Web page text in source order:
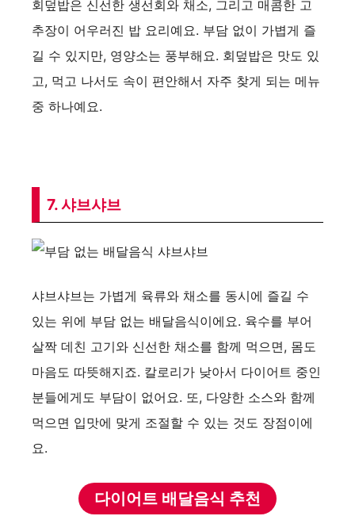
회덮밥은 신선한 생선회와 채소, 그리고 매콤한 고
추장이 어우러진 밥 요리예요. 부담 없이 가볍게 즐
길 수 있지만, 영양소는 풍부해요. 회덮밥은 맛도 있
고, 먹고 나서도 속이 편안해서 자주 찾게 되는 메뉴
중 하나예요.
7. 샤브샤브
샤브샤브는 가볍게 육류와 채소를 동시에 즐길 수
있는 위에 부담 없는 배달음식이에요. 육수를 부어
살짝 데친 고기와 신선한 채소를 함께 먹으면, 몸도
마음도 따뜻해지죠. 칼로리가 낮아서 다이어트 중인
분들에게도 부담이 없어요. 또, 다양한 소스와 함께
먹으면 입맛에 맞게 조절할 수 있는 것도 장점이에
요.
다이어트 배달음식 추천